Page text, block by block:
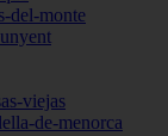
del-monte
viejas
de-menorca